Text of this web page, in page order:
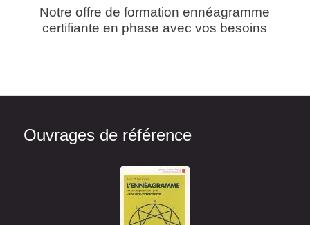
Notre offre de formation ennéagramme
certifiante en phase avec vos besoins
Ouvrages de référence